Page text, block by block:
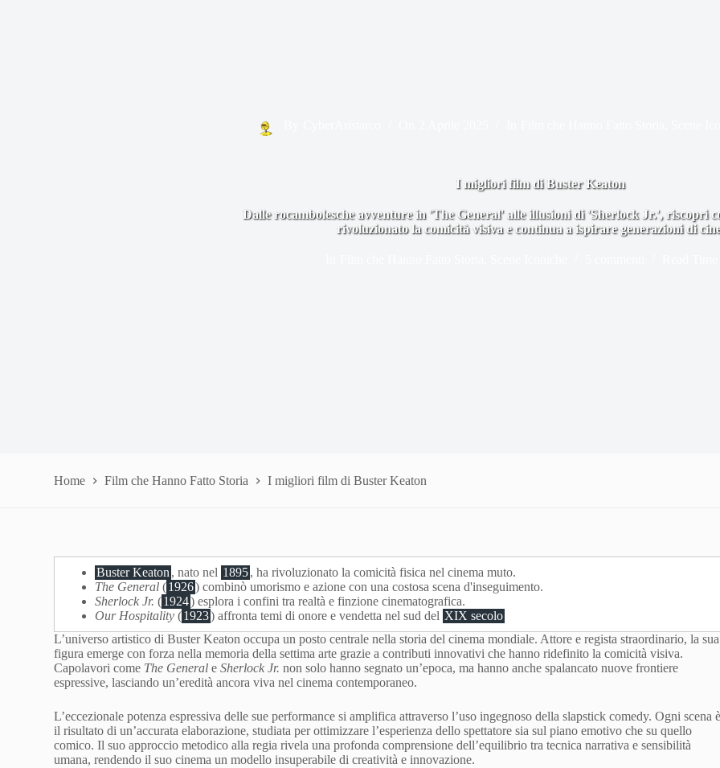
I migliori film di Buster Keaton
Dalle rocambolesche avventure in 'The General' alle illusioni di 'Sherlock Jr.', riscopri
rivoluzionato la comicità visiva e continua a ispirare generazioni di
Home Film che Hanno Fatto Storia I migliori film di Buster Keaton
Buster Keaton , nato nel 1895, ha rivoluzionato la comicità fisica nel cinema muto.
The General (1926) combinò umorismo e azione con una costosa scena d'inseguimento.
Sherlock Jr. (1924) esplora i confini tra realtà e finzione cinematografica.
Our Hospitality (1923) affronta temi di onore e vendetta nel sud del XIX secolo
L’universo artistico di Buster Keaton occupa un posto centrale nella storia del cinema mondiale. Attore e regista straordinario, la sua
figura emerge con forza nella memoria della settima arte grazie a contributi innovativi che hanno ridefinito la comicità visiva.
Capolavori come The General eSherlock Jr. non solo hanno segnato un’epoca, ma hanno anche spalancato nuove frontiere
espressive, lasciando un’eredità ancora viva nel cinema contemporaneo.
L’eccezionale potenza espressiva delle sue performance si amplifica attraverso l’uso ingegnoso della slapstick comedy. Ogni scena
il risultato di un’accurata elaborazione, studiata per ottimizzare l’esperienza dello spettatore sia sul piano emotivo che su quello
comico. Il suo approccio metodico alla regia rivela una profonda comprensione dell’equilibrio tra tecnica narrativa e sensibilità
umana, rendendo il suo cinema un modello insuperabile di creatività e innovazione.